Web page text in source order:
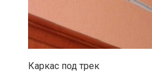
Каркас под трек